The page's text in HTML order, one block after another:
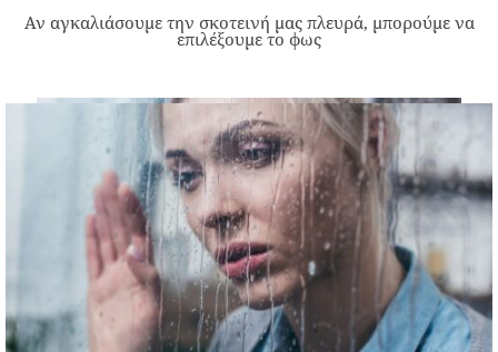
Αν αγκαλιάσουμε την σκοτεινή μας πλευρά, μπορούμε να
επιλέξουμε το φως